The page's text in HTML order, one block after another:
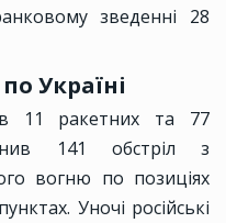
зведенні 28
Україні
11 ракетних та 77
141 обстріл з
вогню по позиціях
Уночі російські